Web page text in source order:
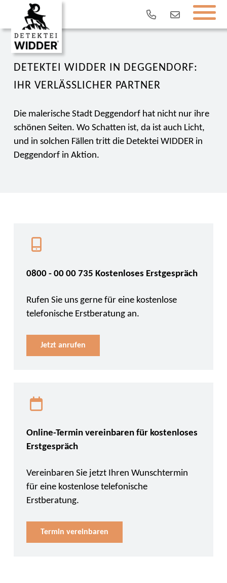
DETEKTEI WIDDER IN DEGGENDORF:
IHR VERLÄSSLICHER PARTNER
Die malerische Stadt Deggendorf hat nicht nur ihre
schönen Seiten. Wo Schatten ist, da ist auch Licht,
und in solchen Fällen tritt die Detektei WIDDER in
Deggendorf in Aktion.
0800 - 00 00 735 Kostenloses Erstgespräch
Rufen Sie uns gerne für eine kostenlose
telefonische Erstberatung an.
Jetzt anrufen
Online-Termin vereinbaren für kostenloses
Erstgespräch
Vereinbaren Sie jetzt Ihren Wunschtermin
für eine kostenlose telefonische
Erstberatung.
Termin vereinbaren